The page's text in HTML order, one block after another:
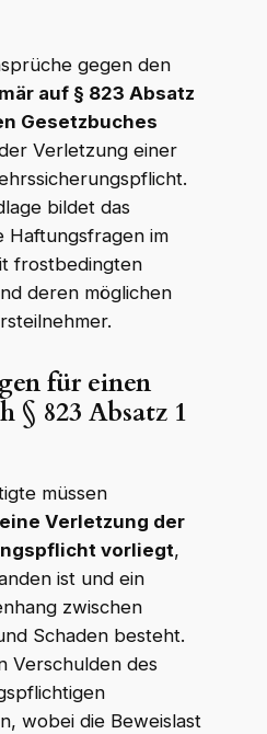
gegen den
auf § 823 Absatz
Gesetzbuches
Verletzung einer
bildet das
Haftungsfragen im
frostbedingten
deren möglichen
für einen
§ 823 Absatz 1
müssen
eine Verletzung der
vorliegt,
ist und ein
zwischen
Schaden besteht.
Verschulden des
wobei die Beweislast